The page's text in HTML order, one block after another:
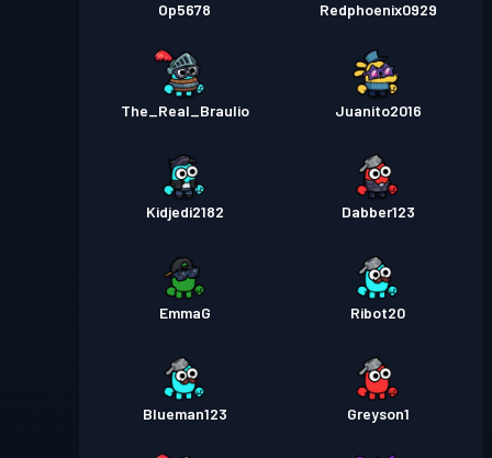
Op5678 Redphoenix0929
The_Real_Braulio Juanito2016
Kidjedi2182 Dabber123
EmmaG Ribot20
Blueman123 Greyson1